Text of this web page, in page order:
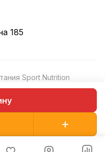
185
Sport Nutrition
технологии.